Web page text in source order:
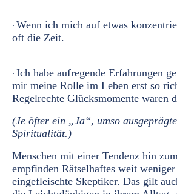
· Wenn ich mich auf etwas
oft die Zeit.
· Ich habe aufregende Erfahrungen
mir meine Rolle im Leben erst so
Regelrechte Glücksmomente waren
(Je öfter ein „Ja“, umso
Spiritualität.)
Menschen mit einer Tendenz hin
empfinden Rätselhaftes weit
eingefleischte Skeptiker. Das gilt